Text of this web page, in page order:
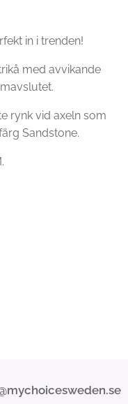
in i trenden!
med avvikande
rynk vid axeln som
Sandstone.